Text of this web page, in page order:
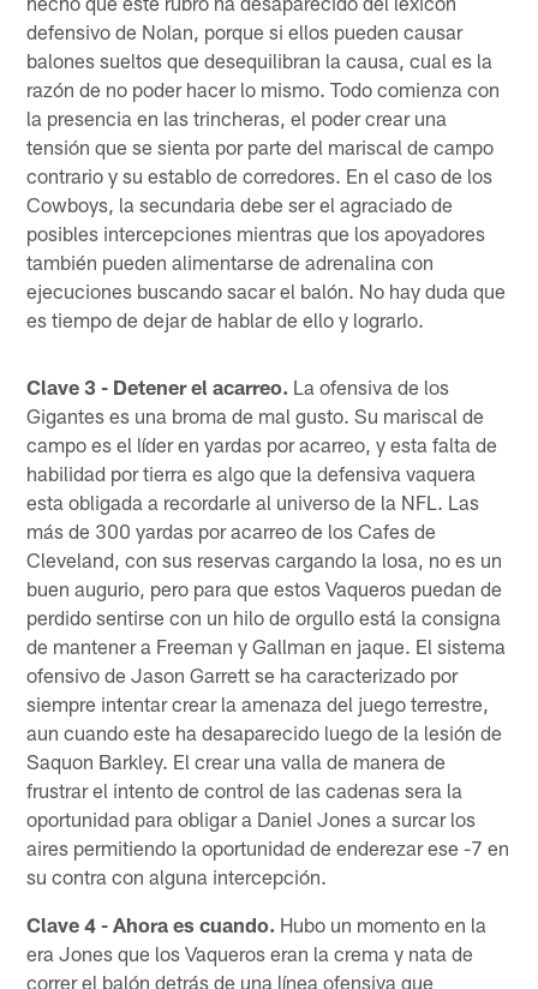
defensivo de Nolan, porque si ellos pueden causar
balones sueltos que desequilibran la causa, cual es la
razón de no poder hacer lo mismo. Todo comienza con
la presencia en las trincheras, el poder crear una
tensión que se sienta por parte del mariscal de campo
contrario y su establo de corredores. En el caso de los
Cowboys, la secundaria debe ser el agraciado de
posibles intercepciones mientras que los apoyadores
también pueden alimentarse de adrenalina con
ejecuciones buscando sacar el balón. No hay duda que
es tiempo de dejar de hablar de ello y lograrlo.
Clave 3 - Detener el acarreo. La ofensiva de los
Gigantes es una broma de mal gusto. Su mariscal de
campo es el líder en yardas por acarreo, y esta falta de
habilidad por tierra es algo que la defensiva vaquera
esta obligada a recordarle al universo de la NFL. Las
más de 300 yardas por acarreo de los Cafes de
Cleveland, con sus reservas cargando la losa, no es un
buen augurio, pero para que estos Vaqueros puedan de
perdido sentirse con un hilo de orgullo está la consigna
de mantener a Freeman y Gallman en jaque. El sistema
ofensivo de Jason Garrett se ha caracterizado por
siempre intentar crear la amenaza del juego terrestre,
aun cuando este ha desaparecido luego de la lesión de
Saquon Barkley. El crear una valla de manera de
frustrar el intento de control de las cadenas sera la
oportunidad para obligar a Daniel Jones a surcar los
aires permitiendo la oportunidad de enderezar ese -7 en
su contra con alguna intercepción.
Clave 4 - Ahora es cuando. Hubo un momento en la
era Jones que los Vaqueros eran la crema y nata de
correr el balón detrás de una línea ofensiva que